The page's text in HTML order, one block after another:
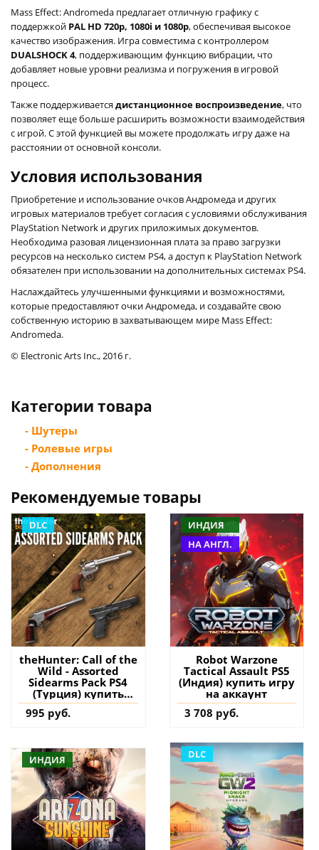
Mass Effect: Andromeda предлагает отличную графику с
поддержкой PAL HD 720p, 1080i и 1080p, обеспечивая высокое
качество изображения. Игра совместима с контроллером
DUALSHOCK 4, поддерживающим функцию вибрации, что
добавляет новые уровни реализма и погружения в игровой
процесс.
Также поддерживается дистанционное воспроизведение, что
позволяет еще больше расширить возможности взаимодействия
с игрой. С этой функцией вы можете продолжать игру даже на
расстоянии от основной консоли.
Условия использования
Приобретение и использование очков Андромеда и других
игровых материалов требует согласия с условиями обслуживания
PlayStation Network и других приложимых документов.
Необходима разовая лицензионная плата за право загрузки
ресурсов на несколько систем PS4, а доступ к PlayStation Network
обязателен при использовании на дополнительных системах PS4.
Наслаждайтесь улучшенными функциями и возможностями,
которые предоставляют очки Андромеда, и создавайте свою
собственную историю в захватывающем мире Mass Effect:
Andromeda.
© Electronic Arts Inc., 2016 г.
Категории товара
- Шутеры
- Ролевые игры
- Дополнения
Рекомендуемые товары
DLC
theHunter: Call of the
Wild - Assorted
Sidearms Pack PS4
(Турция) купить
дополнение на
аккаунт
995 руб.
ИНДИЯ
НА АНГЛ.
Robot Warzone
Tactical Assault PS5
(Индия) купить игру
на аккаунт
3 708 руб.
ИНДИЯ DLC